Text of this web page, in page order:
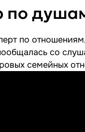
по
по
со
семейных